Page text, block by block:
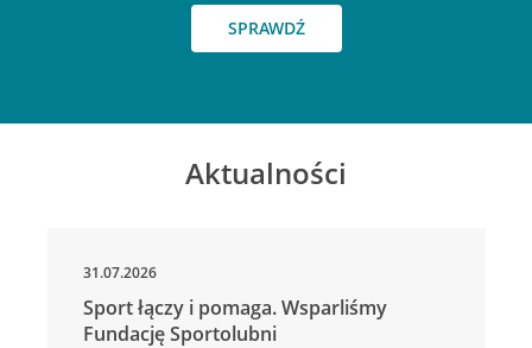
SPRAWDŹ
Aktualności
31.07.2026
Sport łączy i pomaga. Wsparliśmy
Fundację Sportolubni